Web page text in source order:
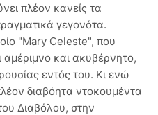
πλέον κανείς τα
γεγονότα.
"Mary Celeste", που
αμέριμνο και ακυβέρνητο,
εντός του. Κι ενώ
διαβόητα ντοκουμέντα
Διαβόλου, στην